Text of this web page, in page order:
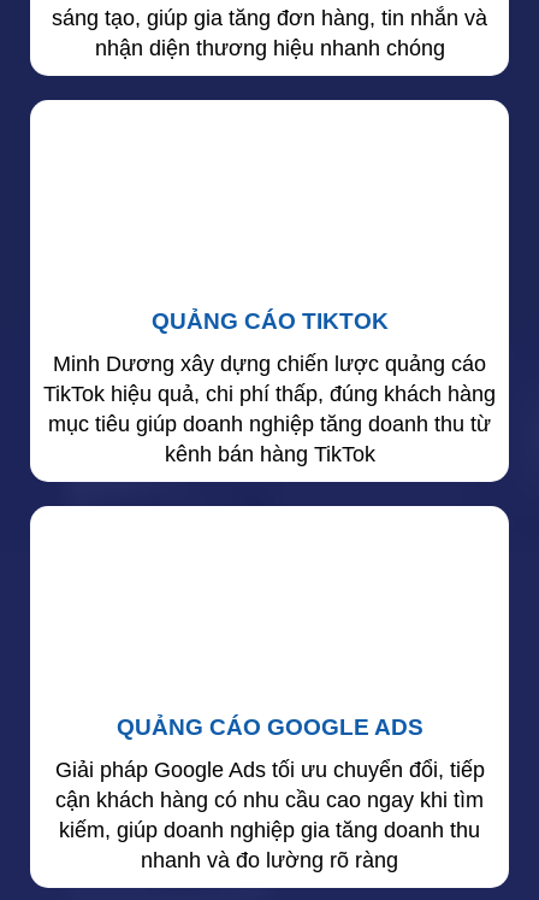
sáng tạo, giúp gia tăng đơn hàng, tin nhắn và
nhận diện thương hiệu nhanh chóng
QUẢNG CÁO TIKTOK
Minh Dương xây dựng chiến lược quảng cáo
TikTok hiệu quả, chi phí thấp, đúng khách hàng
mục tiêu giúp doanh nghiệp tăng doanh thu từ
kênh bán hàng TikTok
QUẢNG CÁO GOOGLE ADS
Giải pháp Google Ads tối ưu chuyển đổi, tiếp
cận khách hàng có nhu cầu cao ngay khi tìm
kiếm, giúp doanh nghiệp gia tăng doanh thu
nhanh và đo lường rõ ràng